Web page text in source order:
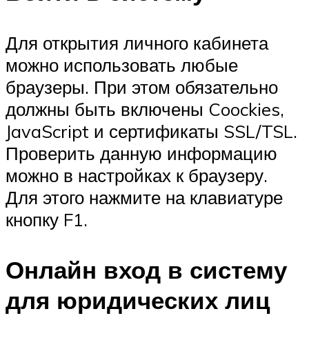
Для открытия личного кабинета
можно использовать любые
браузеры. При этом обязательно
должны быть включены Coockies,
JavaScript и сертификаты SSL/TSL.
Проверить данную информацию
можно в настройках к браузеру.
Для этого нажмите на клавиатуре
кнопку F1.
Онлайн вход в систему
для юридических лиц